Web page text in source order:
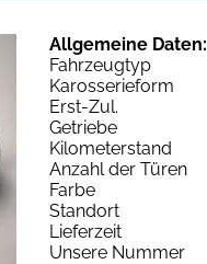
Allgemeine Daten:
Fahrzeugtyp
Karosserieform
Erst-Zul.
Getriebe
Kilometerstand
Anzahl der Türen
Farbe
Standort
Lieferzeit
Unsere Nummer